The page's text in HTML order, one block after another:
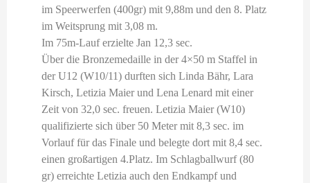
im Speerwerfen (400gr) mit 9,88m und den 8. Platz
im Weitsprung mit 3,08 m.
Im 75m-Lauf erzielte Jan 12,3 sec.
Über die Bronzemedaille in der 4×50 m Staffel in
der U12 (W10/11) durften sich Linda Bähr, Lara
Kirsch, Letizia Maier und Lena Lenard mit einer
Zeit von 32,0 sec. freuen. Letizia Maier (W10)
qualifizierte sich über 50 Meter mit 8,3 sec. im
Vorlauf für das Finale und belegte dort mit 8,4 sec.
einen großartigen 4.Platz. Im Schlagballwurf (80
gr) erreichte Letizia auch den Endkampf und